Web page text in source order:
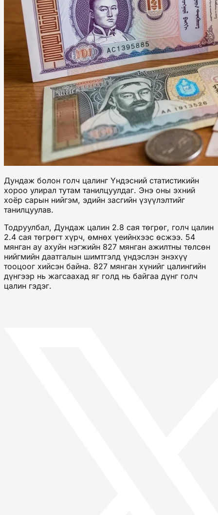
Дундаж болон голч цалинг Үндэсний статистикийн
хороо улирал тутам танилцуулдаг. Энэ оны эхний
хоёр сарын нийгэм, эдийн засгийн үзүүлэлтийг
танилцуулав.
Тодруулбал, Дундаж цалин 2.8 сая төгрөг, голч цалин
2.4 сая төгрөгт хүрч, өмнөх үеийнхээс өсжээ. 54
мянган ау ахуйн нэгжийн 827 мянган ажилтны төлсөн
нийгмийн даатгалын шимтгэлд үндэслэн энэхүү
тооцоог хийсэн байна. 827 мянган хүнийг цалингийн
дүнгээр нь жагсаахад яг голд нь байгаа дүнг голч
цалин гэдэг.